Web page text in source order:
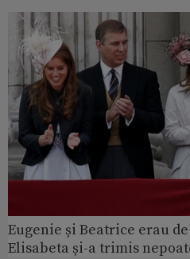
Eugenie și Beatrice erau
Elisabeta și-a trimis